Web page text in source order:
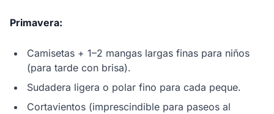
Primavera:
Camisetas + 1–2 mangas largas finas para niños
(para tarde con brisa).
Sudadera ligera o polar fino para cada peque.
Cortavientos (imprescindible para paseos al